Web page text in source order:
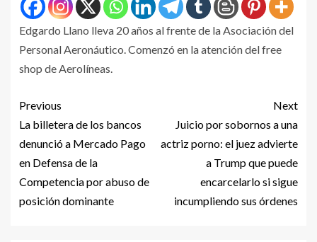
Edgardo Llano lleva 20 años al frente de la Asociación del
Personal Aeronáutico. Comenzó en la atención del free
shop de Aerolíneas.
Previous
La billetera de los bancos
denunció a Mercado Pago
en Defensa de la
Competencia por abuso de
posición dominante
Next
Juicio por sobornos a una
actriz porno: el juez advierte
a Trump que puede
encarcelarlo si sigue
incumpliendo sus órdenes